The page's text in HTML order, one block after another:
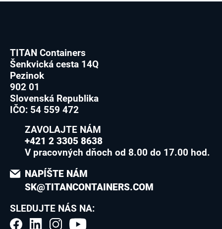
TITAN Containers
Šenkvická cesta 14Q
Pezinok
902 01
Slovenská Republika
IČO: 54 559 472
ZAVOLAJTE NÁM
+421 2 3305 8638
V pracovných dňoch od 8.00 do 17.00 hod.
NAPÍŠTE NÁM
SK@TITANCONTAINERS.COM
SLEDUJTE NÁS NA: